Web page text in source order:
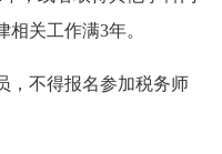
关工作满3年。
，不得报名参加税务师